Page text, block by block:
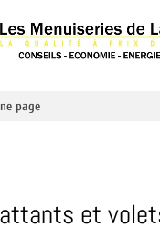
page
et